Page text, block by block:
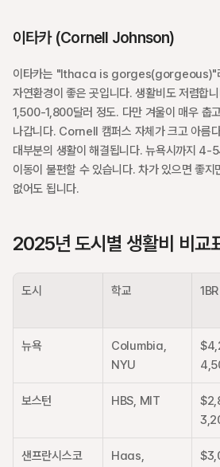
이타카 (Cornell Johnson)
이타카는 "Ithaca is gorges(gorgeous)"
자연환경이 좋은 곳입니다. 생활비도 저렴합
1,500-1,800달러 정도. 다만 겨울이 매우 춥
나갑니다. Cornell 캠퍼스 자체가 크고 아름
대부분의 생활이 해결됩니다. 뉴욕시까지 4-
이동이 불편할 수 있습니다. 차가 있으면 좋
없어도 됩니다.
2025년 도시별 생활비 비교
도시 학교
뉴욕
Columbia,
NYU
보스턴 HBS, MIT
샌프란시스코
Haas,